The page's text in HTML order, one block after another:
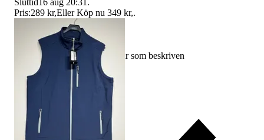
Ersättning om varan inte är som beskriven
Sluttid 16 aug 20:31 .
Pris:289 kr,Eller Köp nu 349 kr,.